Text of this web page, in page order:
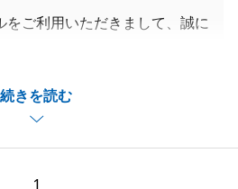
続きを読む
をご利用いただきまして、誠に
だき、重ねて御礼申し上げま
了でき、私共も安堵とともに大
1